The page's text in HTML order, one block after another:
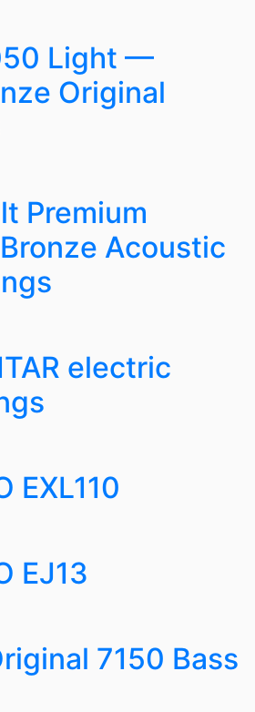
Light —
Original
Premium
Acoustic
electric
EXL110
EJ13
7150 Bass